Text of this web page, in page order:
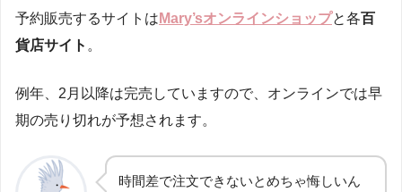
予約販売するサイトは Mary’sオンラインショップと各百
貨店サイト 。
例年、2月以降は完売していますので、オンラインでは早
期の売り切れが予想されます。
時間差で注文できないとめちゃ悔しいん